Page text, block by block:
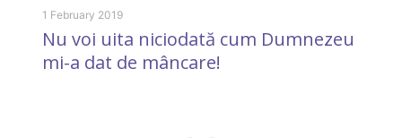
1 February 2019
Nu voi uita niciodată cum Dumnezeu
mi-a dat de mâncare!